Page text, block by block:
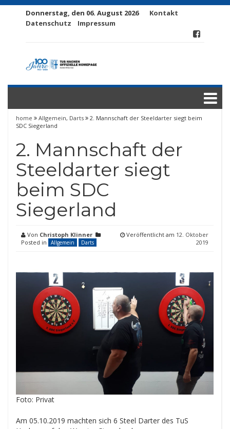
Donnerstag, den 06. August 2026
Kontakt
Datenschutz
Impressum
home Allgemein, Darts
2. Mannschaft der Steeldarter siegt beim
SDC Siegerland
2. Mannschaft der
Steeldarter siegt
beim SDC
Siegerland
Von Christoph Klinner
Posted in
Allgemein Darts
Veröffentlicht am 12. Oktober
2019
Foto: Privat
Am 05.10.2019 machten sich 6 Steel Darter des TuS